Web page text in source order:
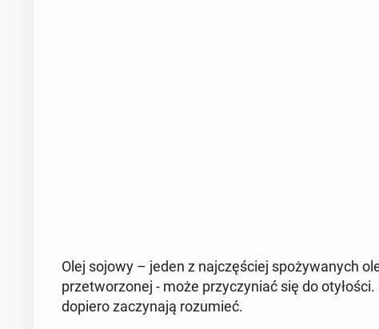
Olej sojowy – jeden z naj­czę­ściej spo­ży­wa­nych
prze­two­rzo­nej - może przy­czy­niać się do
dopiero za­czy­na­ją ro­zu­mieć.